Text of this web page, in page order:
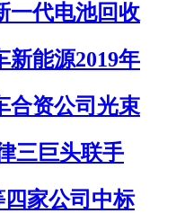
一代电池回收
新能源2019年
合资公司光束
三巨头联手
四家公司中标